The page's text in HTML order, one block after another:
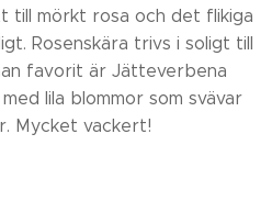
till mörkt rosa och det flikiga
Rosenskära trivs i soligt till
favorit är Jätteverbena
lila blommor som svävar
Mycket vackert!